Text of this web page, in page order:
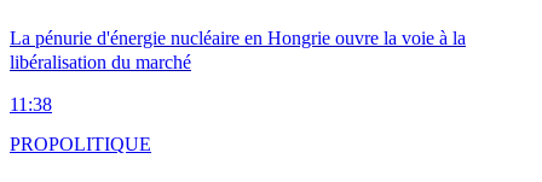
La pénurie d'énergie nucléaire en Hongrie ouvre la voie à la
libéralisation du marché
11:38
PROPOLITIQUE